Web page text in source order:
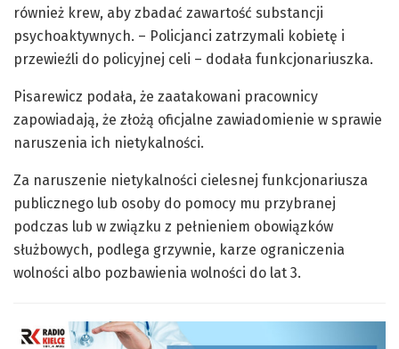
również krew, aby zbadać zawartość substancji
psychoaktywnych. – Policjanci zatrzymali kobietę i
przewieźli do policyjnej celi – dodała funkcjonariuszka.
Pisarewicz podała, że zaatakowani pracownicy
zapowiadają, że złożą oficjalne zawiadomienie w sprawie
naruszenia ich nietykalności.
Za naruszenie nietykalności cielesnej funkcjonariusza
publicznego lub osoby do pomocy mu przybranej
podczas lub w związku z pełnieniem obowiązków
służbowych, podlega grzywnie, karze ograniczenia
wolności albo pozbawienia wolności do lat 3.